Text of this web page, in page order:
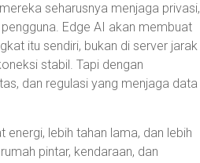
seharusnya menjaga privasi,
Edge AI akan membuat
itu sendiri, bukan di server jarak
stabil. Tapi dengan
dan regulasi yang menjaga data
lebih tahan lama, dan lebih
pintar, kendaraan, dan